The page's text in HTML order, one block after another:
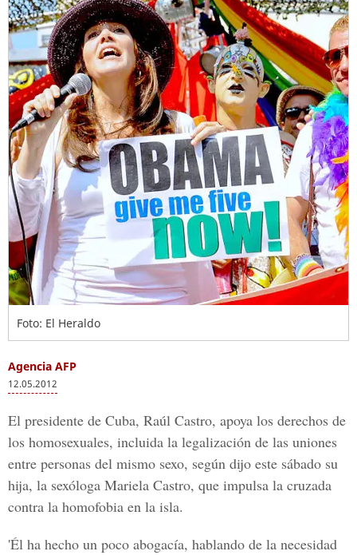
Foto: El Heraldo
Agencia AFP
12.05.2012
El presidente de Cuba, Raúl Castro, apoya los derechos de
los homosexuales, incluida la legalización de las uniones
entre personas del mismo sexo, según dijo este sábado su
hija, la sexóloga Mariela Castro, que impulsa la cruzada
contra la homofobia en la isla.
'Él ha hecho un poco abogacía, hablando de la necesidad